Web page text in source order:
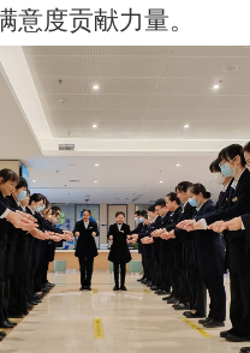
意度贡献力量。